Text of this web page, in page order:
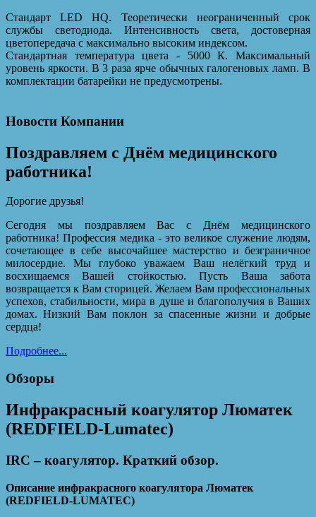
Стандарт LED HQ. Теоретически неограниченный срок
службы светодиода. Интенсивность света, достоверная
цветопередача с максимально высоким индексом.
Стандартная температура цвета - 5000 К. Максимальный
уровень яркости. В 3 раза ярче обычных галогеновых ламп. В
комплектации батарейки не предусмотрены.
Новости Компании
Поздравляем с Днём медицинского
работника!
Дорогие друзья!
Сегодня мы поздравляем Вас с Днём медицинского
работника! Профессия медика - это великое служение людям,
сочетающее в себе высочайшее мастерство и безграничное
милосердие. Мы глубоко уважаем Ваш нелёгкий труд и
восхищаемся Вашей стойкостью. Пусть Ваша забота
возвращается к Вам сторицей. Желаем Вам профессиональных
успехов, стабильности, мира в душе и благополучия в Ваших
домах. Низкий Вам поклон за спасенные жизни и добрые
сердца!
Подробнее...
Обзоры
Инфракрасный коагулятор Люматек
(REDFIELD-Lumatec)
IRC – коагулятор. Краткий обзор.
Описание инфракрасного коагулятора Люматек
(REDFIELD-LUMATEC)